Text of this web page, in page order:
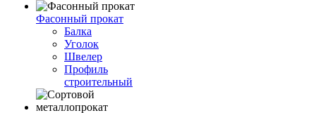
Фасонный прокат
Балка
Уголок
Швелер
Профиль
строительный